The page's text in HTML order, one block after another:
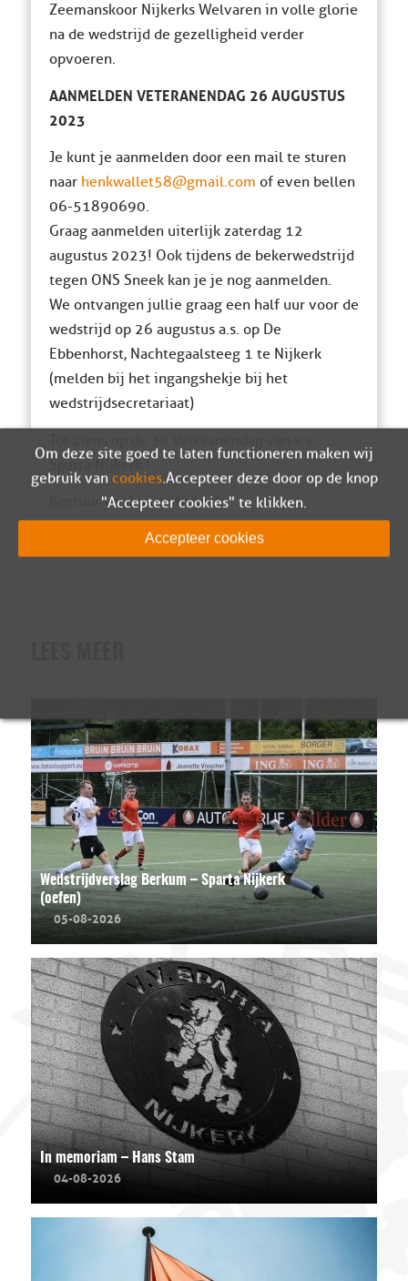
Zeemanskoor Nijkerks Welvaren in volle glorie
na de wedstrijd de gezelligheid verder
opvoeren.
AANMELDEN VETERANENDAG 26 AUGUSTUS
2023
Je kunt je aanmelden door een mail te sturen
naar henkwallet58@gmail.com of even bellen
06-51890690.
Graag aanmelden uiterlijk zaterdag 12
augustus 2023! Ook tijdens de bekerwedstrijd
tegen ONS Sneek kan je je nog aanmelden.
We ontvangen jullie graag een half uur voor de
wedstrijd op 26 augustus a.s. op De
Ebbenhorst, Nachtegaalsteeg 1 te Nijkerk
(melden bij het ingangshekje bij het
wedstrijdsecretariaat)
Sparta Nijkerk !
Bestuur v.v. Sparta Nijkerk
Wedstrijdverslag Berkum – Sparta Nijkerk
(oefen)
05-08-2026
In memoriam – Hans Stam
04-08-2026
Om deze site goed te laten functioneren maken wij
gebruik van cookies. Accepteer deze door op de knop
"Accepteer cookies" te klikken.
Accepteer cookies